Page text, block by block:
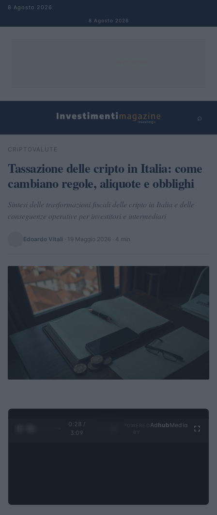
Salta al contenuto
8 Agosto 2026
8 Agosto 2026
⌕
Cerca
CRIPTOVALUTE
Tassazione delle cripto in Italia: come
cambiano regole, aliquote e obblighi
Sintesi delle trasformazioni fiscali delle cripto in Italia e delle
conseguenze operative per investitori e intermediari
Edoardo Vitali · 19 Maggio 2026 · 4 min
0:29 /
3:09
Ad hubMedia